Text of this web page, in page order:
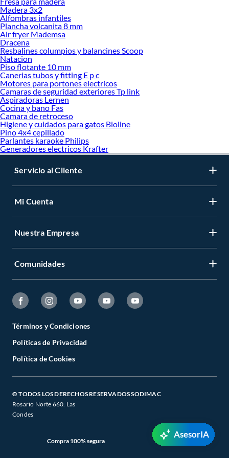
Madera 3x2
Alfombras infantiles
Plancha volcanita 8 mm
Air fryer Mademsa
Dracena
Resbalines columpios y balancines Scoop
Natacion
Piso flotante 10 mm
Canerias tubos y fitting E p c
Motores para portones electricos
Camaras de seguridad exteriores Tp link
Aspiradoras Lernen
Cocina y bano Fas
Camara de retroceso
Higiene y cuidados para gatos Bioline
Pino 4x4 cepillado
Parlantes karaoke Philips
Generadores electricos Krafter
Servicio al Cliente
Mi Cuenta
Nuestra Empresa
Comunidades
Términos y Condiciones
Políticas de Privacidad
Política de Cookies
© TODOS LOS DERECHOS RESERVADOS SODIMAC
Rosario Norte 660. Las
Condes
Compra 100% segura
AsesorIA